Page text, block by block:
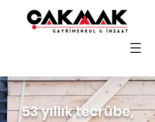
53 yıllık tecrübe,